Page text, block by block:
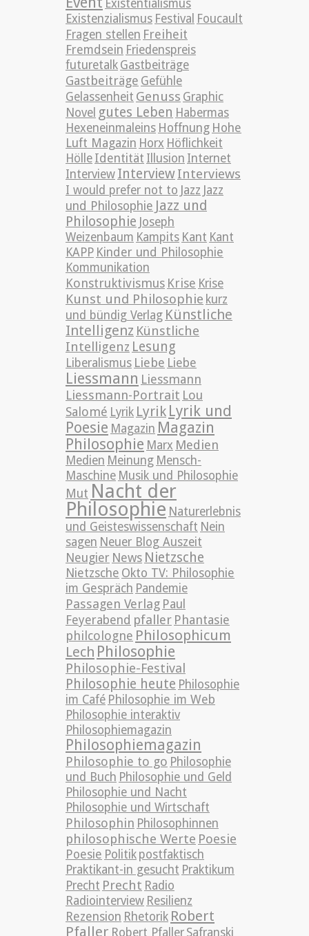
Existentialismus
Existenzialismus Festival Foucault
Fragen stellen Freiheit
Fremdsein Friedenspreis
futuretalk Gastbeiträge
Gastbeiträge Gefühle
Gelassenheit Genuss Graphic
Novel gutes Leben Habermas
Hexeneinmaleins Hoffnung Hohe
Luft Magazin Horx Höflichkeit
Hölle Identität Illusion Internet
Interview InterviewInterviews
I would prefer not to Jazz Jazz
und Philosophie Jazz und
Philosophie Joseph
Weizenbaum Kampits Kant Kant
KAPP Kinder und Philosophie
Kommunikation
Konstruktivismus Krise Krise
Kunst und Philosophie kurz
und bündig Verlag Künstliche
Intelligenz Künstliche
Intelligenz Lesung
Liberalismus Liebe Liebe
Liessmann Liessmann
Liessmann-Portrait Lou
Salomé Lyrik Lyrik Lyrik und
Poesie Magazin Magazin
Philosophie Marx Medien
Medien Meinung Mensch-
Maschine Musik und Philosophie
Mut Nacht der
Philosophie Naturerlebnis
und Geisteswissenschaft Nein
sagen Neuer Blog Auszeit
Neugier News Nietzsche
Nietzsche Okto TV: Philosophie
im Gespräch Pandemie
Passagen Verlag Paul
Feyerabend pfaller Phantasie
philcologne Philosophicum
Lech Philosophie
Philosophie-Festival
Philosophie heute Philosophie
im Café Philosophie im Web
Philosophie interaktiv
Philosophiemagazin
Philosophiemagazin
Philosophie to go Philosophie
und Buch Philosophie und Geld
Philosophie und Nacht
Philosophie und Wirtschaft
Philosophin Philosophinnen
philosophische Werte Poesie
Poesie Politik postfaktisch
Praktikant-in gesucht Praktikum
Precht Precht Radio
Radiointerview Resilienz
Rezension Rhetorik Robert
Pfaller Robert Pfaller Safranski